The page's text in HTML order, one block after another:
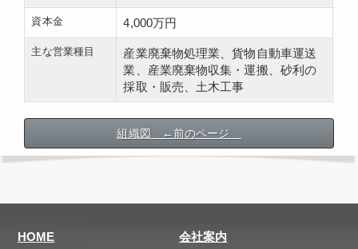
資本金 4,000万円
主な営業種目
産業廃棄物処理業、貨物自動車運送
業、産業廃棄物収集・運搬、砂利の
採取・販売、土木工事
組織図 ←前のページ
HOME
会社案内